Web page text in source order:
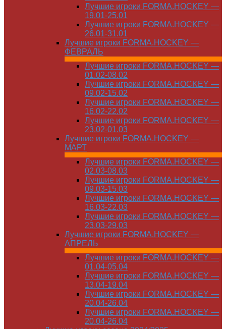
Лучшие игроки FORMA.HOCKEY —
19.01-25.01
Лучшие игроки FORMA.HOCKEY —
26.01-31.01
Лучшие игроки FORMA.HOCKEY —
ФЕВРАЛЬ
Лучшие игроки FORMA.HOCKEY —
01.02-08.02
Лучшие игроки FORMA.HOCKEY —
09.02-15.02
Лучшие игроки FORMA.HOCKEY —
16.02-22.02
Лучшие игроки FORMA.HOCKEY —
23.02-01.03
Лучшие игроки FORMA.HOCKEY —
МАРТ
Лучшие игроки FORMA.HOCKEY —
02.03-08.03
Лучшие игроки FORMA.HOCKEY —
09.03-15.03
Лучшие игроки FORMA.HOCKEY —
16.03-22.03
Лучшие игроки FORMA.HOCKEY —
23.03-29.03
Лучшие игроки FORMA.HOCKEY —
АПРЕЛЬ
Лучшие игроки FORMA.HOCKEY —
01.04-05.04
Лучшие игроки FORMA.HOCKEY —
13.04-19.04
Лучшие игроки FORMA.HOCKEY —
20.04-26.04
Лучшие игроки FORMA.HOCKEY —
20.04-26.04